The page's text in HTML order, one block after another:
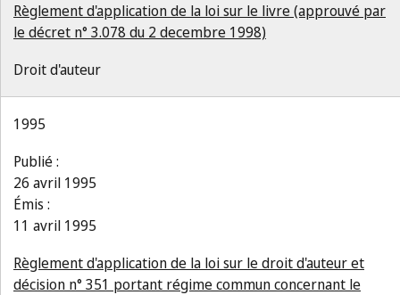
Règlement d'application de la loi sur le livre (approuvé par
le décret n° 3.078 du 2 decembre 1998)
Droit d'auteur
1995
Publié :
26 avril 1995
Émis :
11 avril 1995
Règlement d'application de la loi sur le droit d'auteur et
décision n° 351 portant régime commun concernant le